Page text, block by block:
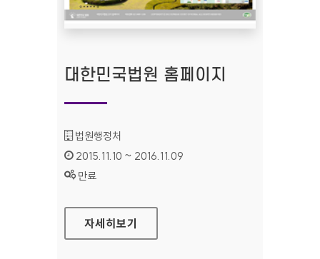
대한민국법원 홈페이지
기관명 :
법원행정처
인증기간 :
2015.11.10 ~ 2016.11.09
상태 :
만료
대한민국법원 홈페이지
자세히보기